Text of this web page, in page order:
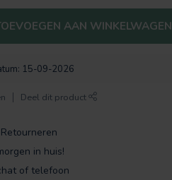
AAN WINKELWAGEN
15-09-2026
Deel dit product
in huis!
of telefoon